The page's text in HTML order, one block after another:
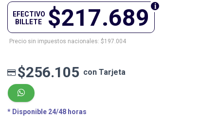
$217.689
EFECTIVO
BILLETE
Precio sin impuestos nacionales: $197.004
$256.105 con Tarjeta
* Disponible 24/48 horas